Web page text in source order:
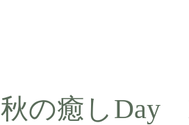
秋の癒しDay